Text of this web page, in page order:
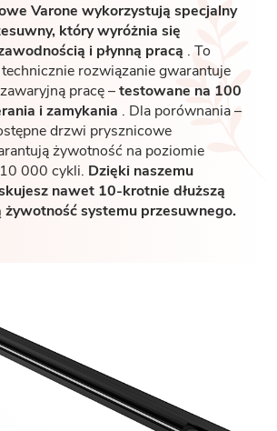
Varone wykorzystują specjalny
który wyróżnia się
i płynną pracą . To
rozwiązanie gwarantuje
pracę –testowane na 100
i zamykania . Dla porównania –
drzwi prysznicowe
żywotność na poziomie
000 cykli. Dzięki naszemu
nawet 10-krotnie dłuższą
systemu przesuwnego.